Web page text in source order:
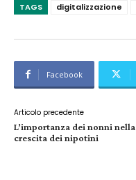
TAGS digitalizzazione
Facebook
Articolo precedente
L’importanza dei nonni nella
crescita dei nipotini